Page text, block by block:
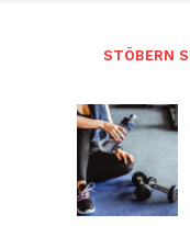
STÖBERN